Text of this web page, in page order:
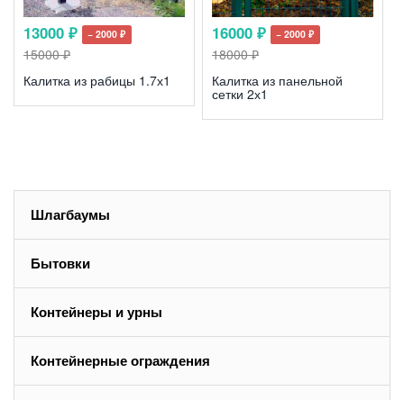
13000 ₽ − 2000 ₽
15000 ₽
Калитка из рабицы 1.7х1
16000 ₽ − 2000 ₽
18000 ₽
Калитка из панельной
сетки 2х1
Шлагбаумы
Бытовки
Контейнеры и урны
Контейнерные ограждения